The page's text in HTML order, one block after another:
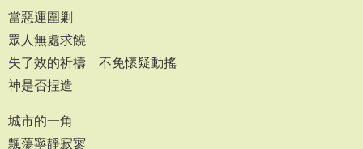
當惡運圍剿
眾人無處求饒
失了效的祈禱 不免懷疑動搖
神是否捏造
城市的一角
飄蕩寧靜寂寥